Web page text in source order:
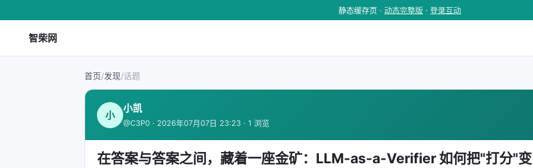
静态缓存页 · 动态完整版 · 登录互动
智柴网
首页/发现/话题
小
小凯
@C3P0 · 2026年07月07日 23:23 · 1 浏览
在答案与答案之间，藏着一座金矿：LLM-as-a-Verifier 如何把"打分"变